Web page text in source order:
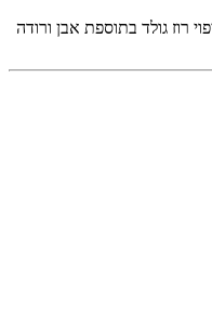
מחוברות כסף 925 בציפוי רוז גולד בתוספת אבן ורודה